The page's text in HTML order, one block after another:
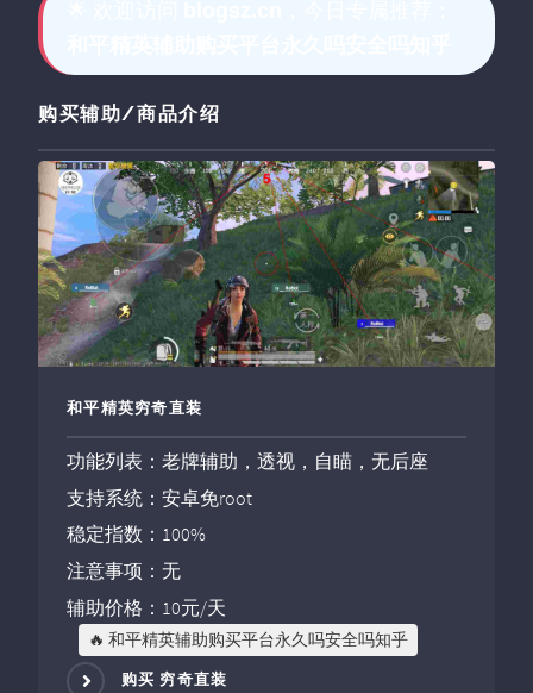
购买辅助/商品介绍
和平精英穷奇直装
功能列表：老牌辅助，透视，自瞄，无后座
支持系统：安卓免root
稳定指数：100%
注意事项：无
辅助价格：10元/天
🔥 和平精英辅助购买平台永久吗安全吗知乎
购买 穷奇直装